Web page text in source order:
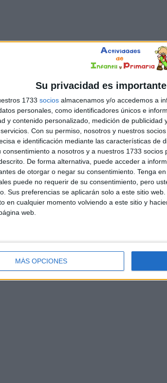
Su privacidad es
1733 socios almacenamos y/o accedemos a
personales, como identificadores únicos e
y contenido personalizado, medición de publicidad
Con su permiso, nosotros y nuestros
e identificación mediante las características de
consentimiento a nosotros y a nuestros 1733
De forma alternativa, puede acceder a
de otorgar o negar su consentimiento. Tenga
puede no requerir de su consentimiento, pero
Sus preferencias se aplicarán solo a este sitio
en cualquier momento volviendo a este sitio y
web.
MÁS OPCIONES